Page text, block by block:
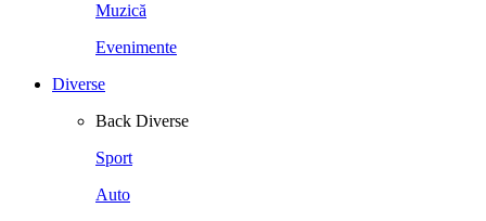
Muzică
Evenimente
Diverse
Back Diverse
Sport
Auto